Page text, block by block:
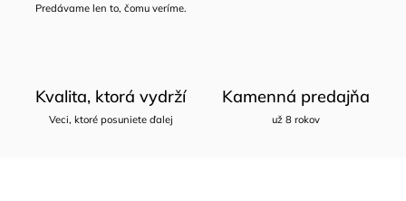
Predávame len to, čomu veríme.
Kvalita, ktorá vydrží
Veci, ktoré posuniete ďalej
Kamenná predajňa
už 8 rokov